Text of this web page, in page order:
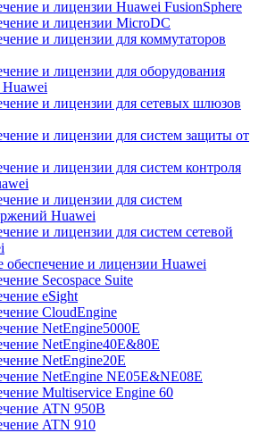
и лицензии Huawei FusionSphere
и лицензии MicroDC
и лицензии для коммутаторов
и лицензии для оборудования
Huawei
и лицензии для сетевых шлюзов
и лицензии для систем защиты от
и лицензии для систем контроля
и лицензии для систем
Huawei
и лицензии для систем сетевой
и лицензии Huawei
Secospace Suite
eSight
CloudEngine
NetEngine5000E
NetEngine40E&80E
NetEngine20E
NetEngine NE05E&NE08E
Multiservice Engine 60
ATN 950B
ATN 910